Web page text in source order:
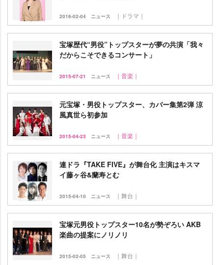
2016-02-04 ニュース ｜ドラマ｜
宝塚歴代“男役”トップスターが夢の共演「我々
だからこそできるコンサート」
2015-07-21 ニュース ｜音楽｜
元宝塚・男役トップスター、カバー集第2弾 涼
風真世ら初参加
2015-04-23 ニュース ｜音楽｜
連ドラ『TAKE FIVE』が舞台化 主演はキスマ
イ藤ヶ谷&蘭寿とむ
2015-04-10 ニュース ｜舞台｜
宝塚元男役トップスター10名が勢ぞろい AKB
楽曲の提案にノリノリ
2015-02-05 ニュース ｜舞台｜